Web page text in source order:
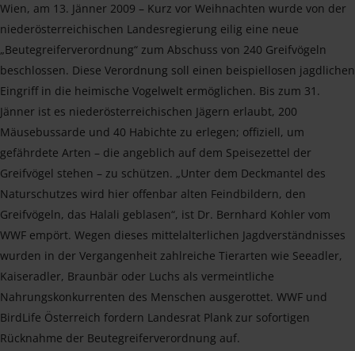
Wien, am 13. Jänner 2009 – Kurz vor Weihnachten wurde von der
niederösterreichischen Landesregierung eilig eine neue
„Beutegreiferverordnung“ zum Abschuss von 240 Greifvögeln
beschlossen. Diese Verordnung soll einen beispiellosen jagdlichen
Eingriff in die heimische Vogelwelt ermöglichen. Bis zum 31.
Jänner ist es niederösterreichischen Jägern erlaubt, 200
Mäusebussarde und 40 Habichte zu erlegen; offiziell, um
gefährdete Arten – die angeblich auf dem Speisezettel der
Greifvögel stehen – zu schützen. „Unter dem Deckmantel des
Naturschutzes wird hier offenbar alten Feindbildern, den
Greifvögeln, das Halali geblasen“, ist Dr. Bernhard Kohler vom
WWF empört. Wegen dieses mittelalterlichen Jagdverständnisses
wurden in der Vergangenheit zahlreiche Tierarten wie Seeadler,
Kaiseradler, Braunbär oder Luchs als vermeintliche
Nahrungskonkurrenten des Menschen ausgerottet. WWF und
BirdLife Österreich fordern Landesrat Plank zur sofortigen
Rücknahme der Beutegreiferverordnung auf.